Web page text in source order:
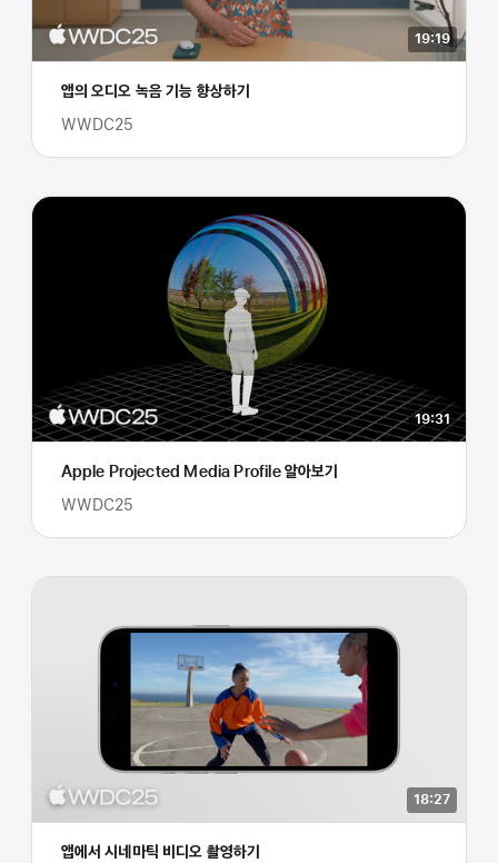
19:19
앱의 오디오 녹음 기능 향상하기
WWDC25
19:31
Apple Projected Media Profile 알아보기
WWDC25
18:27
앱에서 시네마틱 비디오 촬영하기